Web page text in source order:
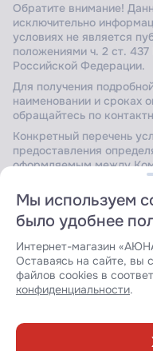
Обратите внимание!
исключительно
условиях не является
положениями ч. 2 ст.
Российской Федерации.
Для получения
наименовании и сроках
обращайтесь по
Конкретный перечень
предоставления
оформляемым между
Сайт защищен Yandex
условиях обработки
Мы используем
было удобнее
Интернет-магазин
Оставаясь на сайте, вы
файлов cookies в
конфиденциальности.